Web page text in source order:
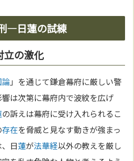
—日蓮の試練
立の激化
論」を通じて鎌倉幕府に厳しい警
は次第に幕府内で波紋を広げ
の訴えは幕府に受け入れられるこ
存在を脅威と見なす動きが強まっ
日蓮が法華経以外の教えを厳し